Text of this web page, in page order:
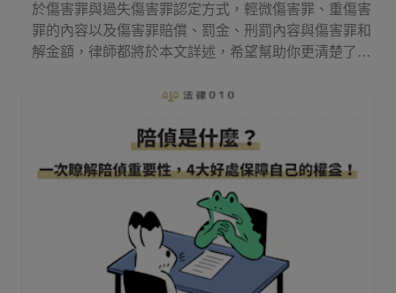
於傷害罪與過失傷害罪認定方式，輕微傷害罪、重傷害
罪的內容以及傷害罪賠償、罰金、刑罰內容與傷害罪和
解金額，律師都將於本文詳述，希望幫助你更清楚了解